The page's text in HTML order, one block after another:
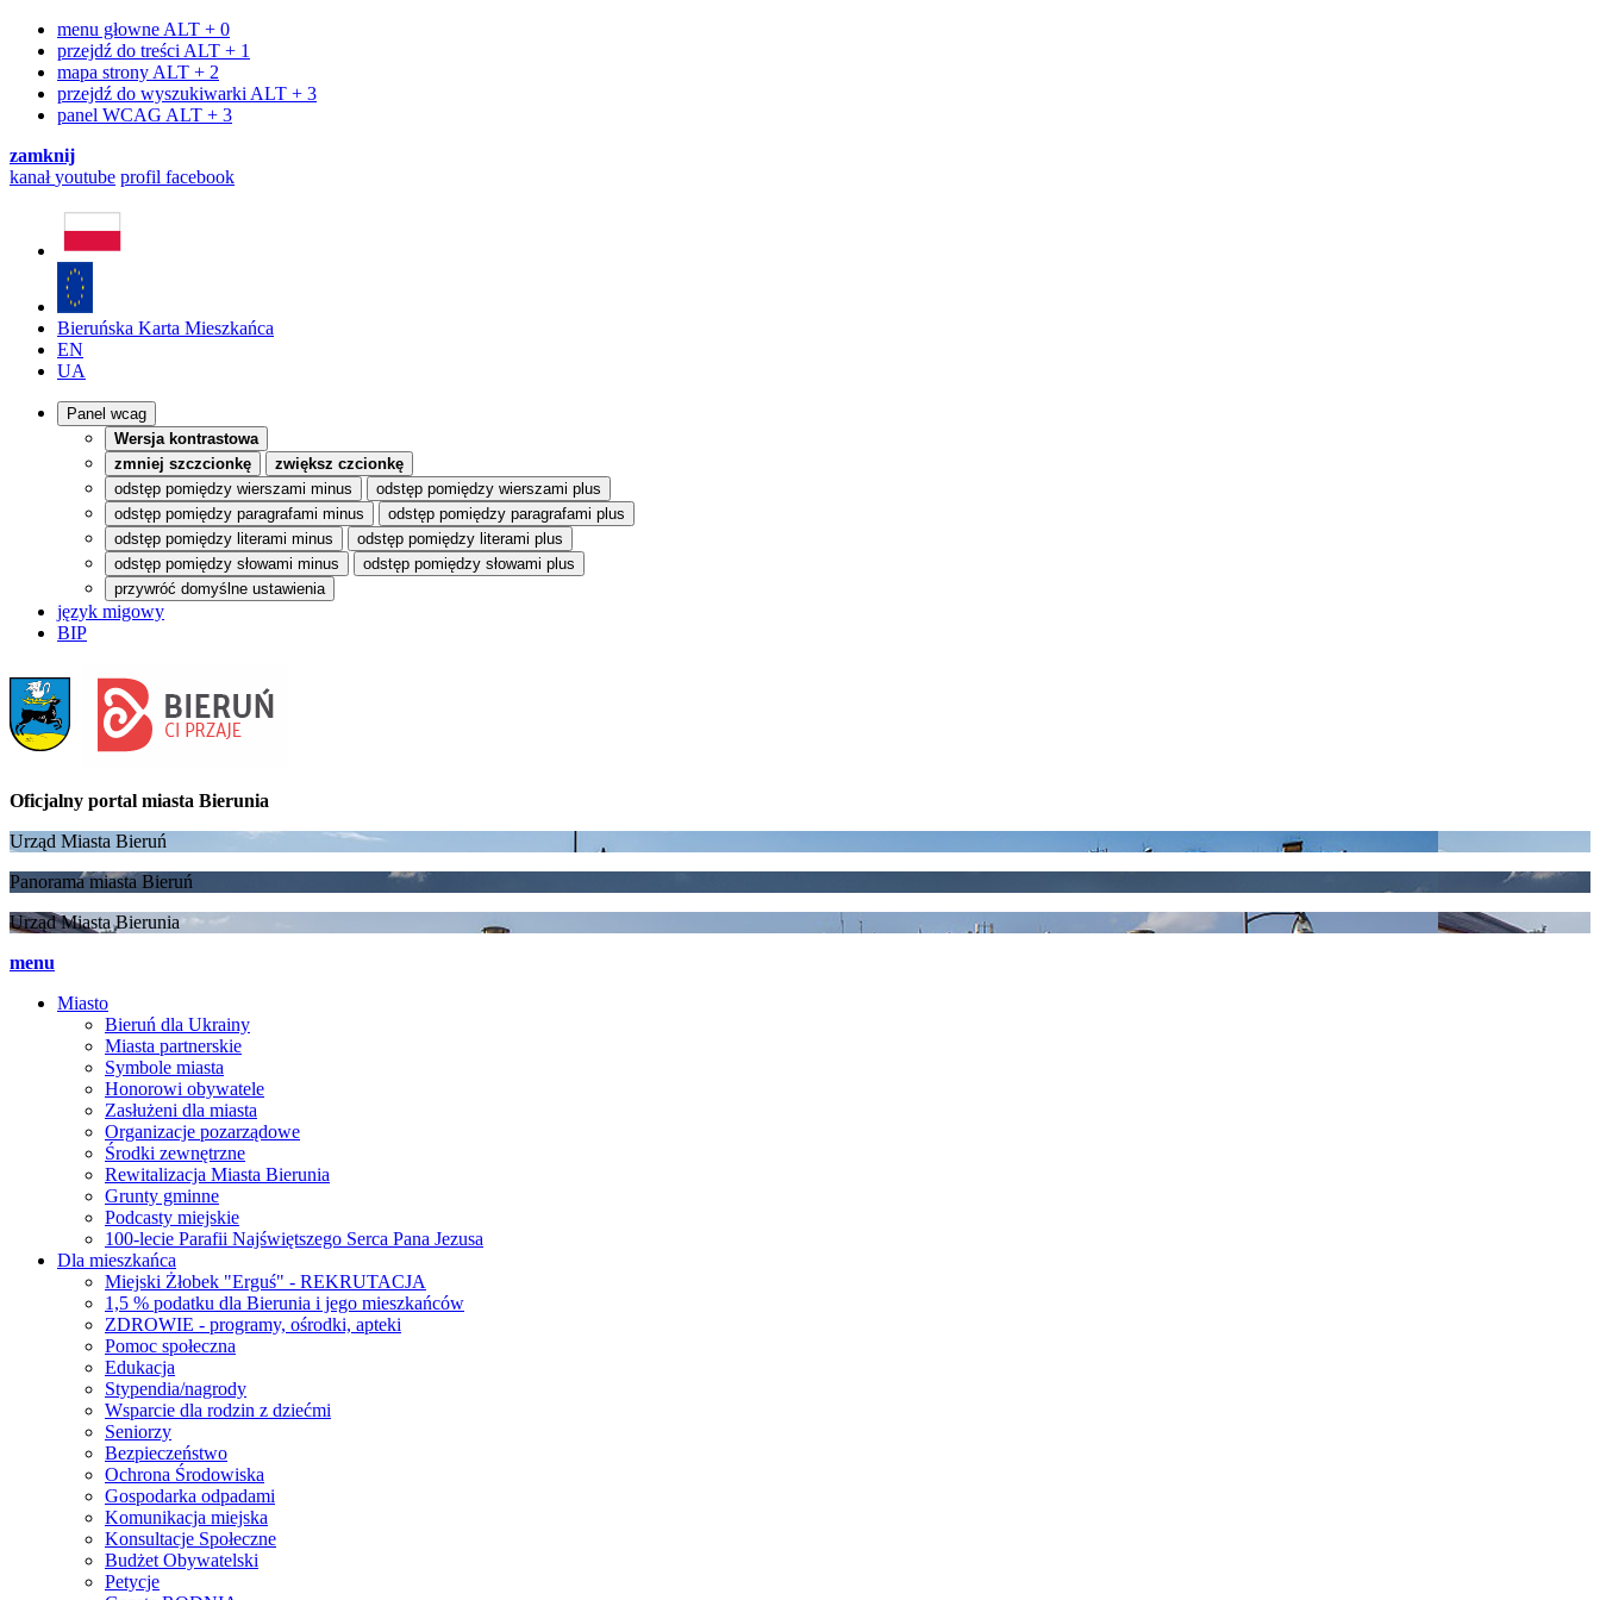
menu głowne ALT + 0
przejdź do treści ALT + 1
mapa strony ALT + 2
przejdź do wyszukiwarki ALT + 3
panel WCAG ALT + 3
zamknij
kanałyoutube profil facebook
Bieruńska Karta Mieszkańca
EN
UA
Panel wcag
Wersja kontrastowa
zmniej szczcionkę
zwiększ czcionkę
odstęp pomiędzy wierszami minus
odstęp pomiędzy wierszami plus
odstęp pomiędzy paragrafami minus
odstęp pomiędzy paragrafami plus
odstęp pomiędzy literami minus
odstęp pomiędzy literami plus
odstęp pomiędzy słowami minus
odstęp pomiędzy słowami plus
przywróć domyślne ustawienia
język migowy
BIP
Oficjalny portal miasta Bierunia
Urząd Miasta Bieruń
Panorama miasta Bieruń
Urząd Miasta Bierunia
menu
Miasto
Bieruń dla Ukrainy
Miasta partnerskie
Symbole miasta
Honorowi obywatele
Zasłużeni dla miasta
Organizacje pozarządowe
Środki zewnętrzne
Rewitalizacja Miasta Bierunia
Grunty gminne
Podcasty miejskie
100-lecie Parafii Najświętszego Serca Pana Jezusa
Dla mieszkańca
Miejski Żłobek "Erguś" - REKRUTACJA
1,5 % podatku dla Bierunia i jego mieszkańców
ZDROWIE - programy, ośrodki, apteki
Pomoc społeczna
Edukacja
Stypendia/nagrody
Wsparcie dla rodzin z dziećmi
Seniorzy
Bezpieczeństwo
Ochrona Środowiska
Gospodarka odpadami
Komunikacja miejska
Konsultacje Społeczne
Budżet Obywatelski
Petycje